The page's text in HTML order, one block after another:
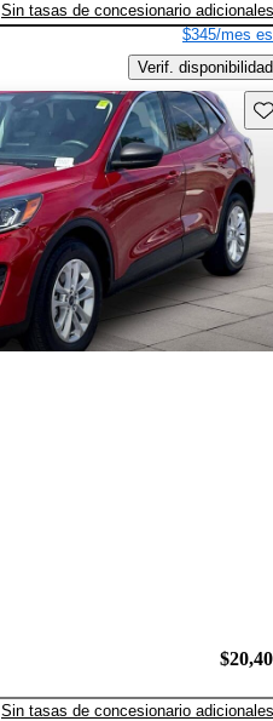
Sin tasas de concesionario adicionales
$345/mes
Verif. disponibilidad
Sin tasas de concesionario adicionales